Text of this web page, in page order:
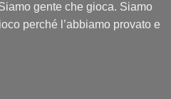
gente che gioca. Siamo
perché l’abbiamo provato e